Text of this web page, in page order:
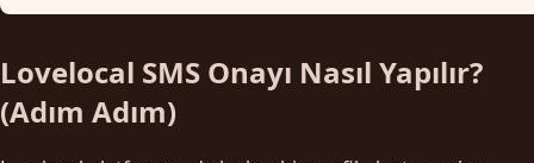
Lovelocal SMS Onayı Nasıl Yapılır?
(Adım Adım)